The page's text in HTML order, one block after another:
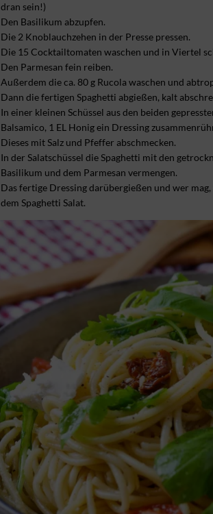
dran sein!)
Den Basilikum abzupfen.
Die 2 Knoblauchzehen in der Presse pressen.
Die 15 Cocktailtomaten waschen und in Viertel
Den Parmesan fein reiben.
Außerdem die ca. 80 g Rucola waschen und
Dann die fertigen Spaghetti abgießen, kalt
In einer kleinen Schüssel aus den beiden
Balsamico, 1 EL Honig ein Dressing
Dieses mit Salz und Pfeffer abschmecken.
In der Salatschüssel die Spaghetti mit den
Basilikum und dem Parmesan vermengen.
Das fertige Dressing darübergießen und wer
dem Spaghetti Salat.